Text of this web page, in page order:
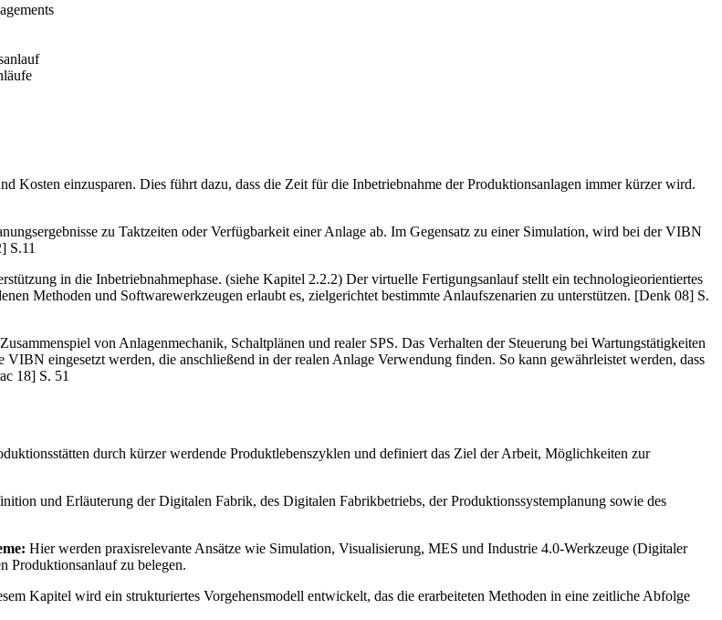
einzusparen. Dies führt dazu, dass die Zeit für die Inbetriebnahme der Produktionsanlagen immer kürzer wird.
zu Taktzeiten oder Verfügbarkeit einer Anlage ab. Im Gegensatz zu einer Simulation, wird bei der VIBN
S.11
in die Inbetriebnahmephase. (siehe Kapitel 2.2.2) Der virtuelle Fertigungsanlauf stellt ein technologieorientiertes
Methoden und Softwarewerkzeugen erlaubt es, zielgerichtet bestimmte Anlaufszenarien zu unterstützen. [Denk 08] S.
von Anlagenmechanik, Schaltplänen und realer SPS. Das Verhalten der Steuerung bei Wartungstätigkeiten
eingesetzt werden, die anschließend in der realen Anlage Verwendung finden. So kann gewährleistet werden, dass
18] S. 51
durch kürzer werdende Produktlebenszyklen und definiert das Ziel der Arbeit, Möglichkeiten zur
und Erläuterung der Digitalen Fabrik, des Digitalen Fabrikbetriebs, der Produktionssystemplanung sowie des
Hier werden praxisrelevante Ansätze wie Simulation, Visualisierung, MES und Industrie 4.0-Werkzeuge (Digitaler
Produktionsanlauf zu belegen.
Kapitel wird ein strukturiertes Vorgehensmodell entwickelt, das die erarbeiteten Methoden in eine zeitliche Abfolge